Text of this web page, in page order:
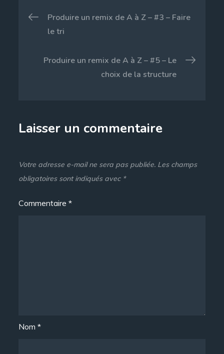
Navigation
de
l’article
Produire un remix de A à Z – #3 – Faire
le tri
Produire un remix de A à Z – #5 – Le
choix de la structure
Laisser un commentaire
Votre adresse e-mail ne sera pas publiée. Les champs
obligatoires sont indiqués avec *
Commentaire*
Nom*